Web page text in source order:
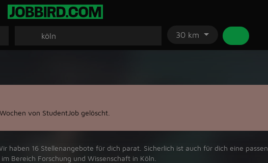
30 km
von StudentJob gelöscht.
haben ‪16‬ Stellenangebote für dich parat. Sicherlich ist auch für dich eine
Bereich Forschung und Wissenschaft in ‪Köln‬.